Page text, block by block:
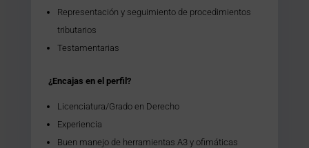
Representación y seguimiento de procedimientos
tributarios
Testamentarias
¿Encajas en el perfil?
Licenciatura/Grado en Derecho
Experiencia
Buen manejo de herramientas A3 y ofimáticas